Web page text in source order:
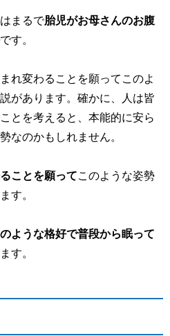
まるで胎児がお母さんのお腹
です。
れ変わることを願ってこのよ
があります。確かに、人は皆
とを考えると、本能的に安ら
なのかもしれません。
ことを願って このような姿勢
す。
ような格好で普段から眠って
す。